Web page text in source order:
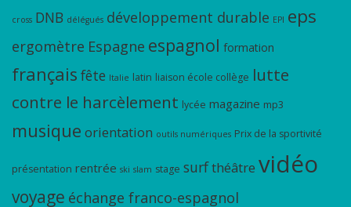
cross DNB délégués développement durable EPI eps
ergomètre Espagne espagnol formation
français fête Italie latin liaison école collège lutte
contre le harcèlement lycée magazine mp3
musique orientation outils numériques Prix de la sportivité
présentation rentrée ski slam stage surfthéâtre vidéo
voyage échange franco-espagnol